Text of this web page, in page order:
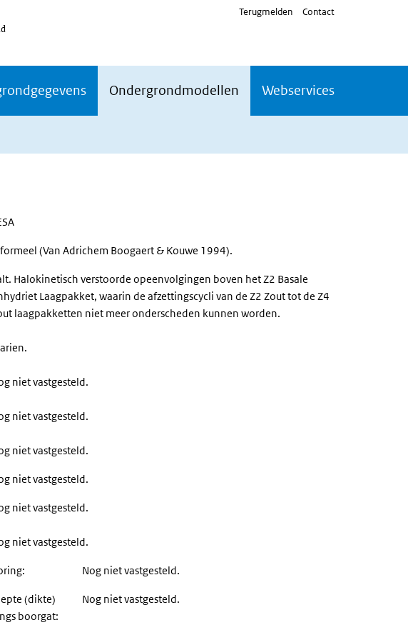
Terugmelden Contact
Ondergrondmodellen Webservices
(Van Adrichem Boogaert & Kouwe 1994).
Halokinetisch verstoorde opeenvolgingen boven het Z2 Basale
Laagpakket, waarin de afzettingscycli van de Z2 Zout tot de Z4
laagpakketten niet meer onderscheden kunnen worden.
niet vastgesteld.
niet vastgesteld.
niet vastgesteld.
niet vastgesteld.
niet vastgesteld.
niet vastgesteld.
Nog niet vastgesteld.
(dikte)
boorgat:
Nog niet vastgesteld.